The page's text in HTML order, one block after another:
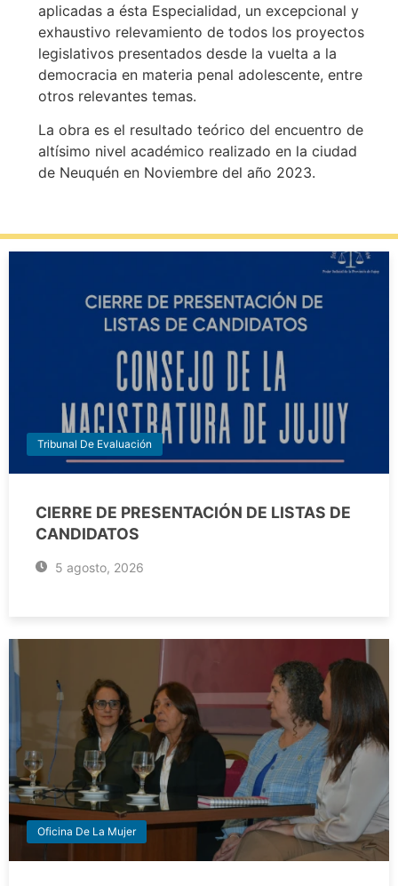
aplicadas a ésta Especialidad, un excepcional y
exhaustivo relevamiento de todos los proyectos
legislativos presentados desde la vuelta a la
democracia en materia penal adolescente, entre
otros relevantes temas.
La obra es el resultado teórico del encuentro de
altísimo nivel académico realizado en la ciudad
de Neuquén en Noviembre del año 2023.
Tribunal De Evaluación
CIERRE DE PRESENTACIÓN DE LISTAS DE
CANDIDATOS
5 agosto, 2026
Oficina De La Mujer